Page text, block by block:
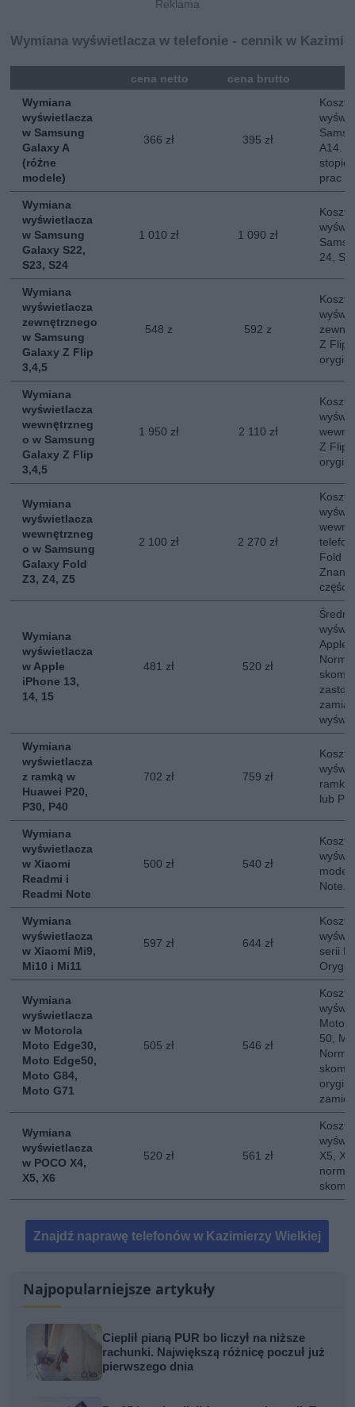
Wymiana wyświetlacza w telefonie - cennik w
cena netto cena brutto
Wymiana
wyświetlacza
w Samsung
Galaxy A
(różne
modele)
366 zł 395 zł
Koszt
A14.
prac
Wymiana
wyświetlacza
w Samsung
Galaxy S22,
S23, S24
1 010 zł 1 090 zł
Koszt
24,
Wymiana
wyświetlacza
zewnętrznego
w Samsung
Galaxy Z Flip
3,4,5
548 z 592 z
Koszt
Z Flip
Wymiana
wyświetlacza
wewnętrzneg
o w Samsung
Galaxy Z Flip
3,4,5
1 950 zł 2 110 zł
Koszt
Z Flip
Wymiana
wyświetlacza
wewnętrzneg
o w Samsung
Galaxy Fold
Z3, Z4, Z5
2 100 zł 2 270 zł
Koszt
Fold
Znany
części.
Wymiana
wyświetlacza
w Apple
iPhone 13,
14, 15
481 zł 520 zł
Średni
Apple
Wymiana
wyświetlacza
z ramką w
Huawei P20,
P30, P40
702 zł 759 zł
Koszt
ramką
lub
Wymiana
wyświetlacza
w Xiaomi
Readmi i
Readmi Note
500 zł 540 zł
Koszt
Note.
Wymiana
wyświetlacza
w Xiaomi Mi9,
Mi10 i Mi11
597 zł 644 zł
Koszt
serii
Wymiana
wyświetlacza
w Motorola
Moto Edge30,
Moto Edge50,
Moto G84,
Moto G71
505 zł 546 zł
Koszt
Moto
50,
Wymiana
wyświetlacza
w POCO X4,
X5, X6
520 zł 561 zł
Koszt
X5,
Znajdź naprawę telefonów w Kazimierzy Wielkiej
Najpopularniejsze artykuły
Cieplił pianą PUR bo liczył na niższe
rachunki. Największą różnicę poczuł już
pierwszego dnia